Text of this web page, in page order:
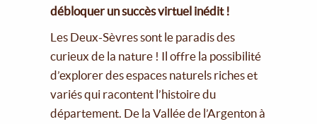
débloquer un succès virtuel inédit !
Les Deux-Sèvres sont le paradis des
curieux de la nature ! Il offre la possibilité
d’explorer des espaces naturels riches et
variés qui racontent l’histoire du
département. De la Vallée de l’Argenton à